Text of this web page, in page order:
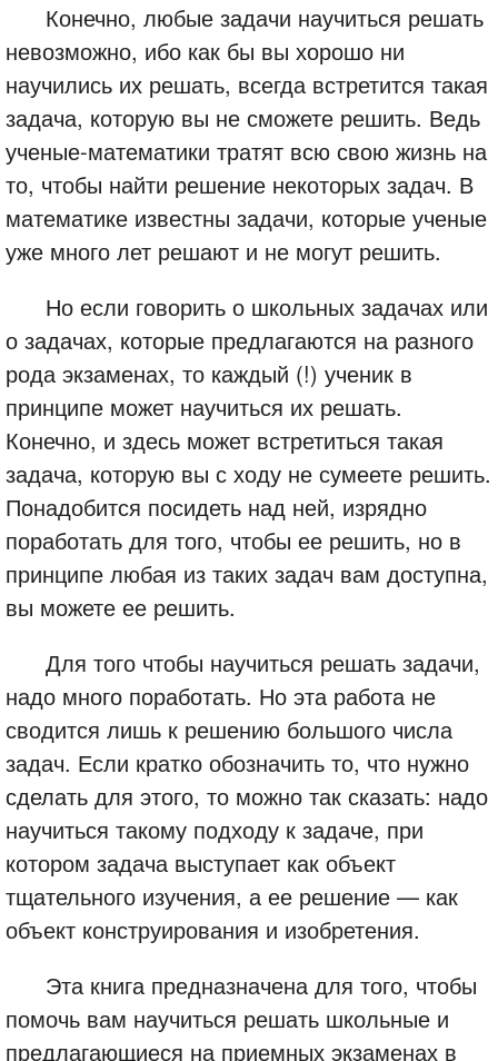
Конечно, любые задачи научиться решать
невозможно, ибо как бы вы хорошо ни
научились их решать, всегда встретится такая
задача, которую вы не сможете решить. Ведь
ученые-математики тратят всю свою жизнь на
то, чтобы найти решение некоторых задач. В
математике известны задачи, которые ученые
уже много лет решают и не могут решить.
Но если говорить о школьных задачах или
о задачах, которые предлагаются на разного
рода экзаменах, то каждый (!) ученик в
принципе может научиться их решать.
Конечно, и здесь может встретиться такая
задача, которую вы с ходу не сумеете решить.
Понадобится посидеть над ней, изрядно
поработать для того, чтобы ее решить, но в
принципе любая из таких задач вам доступна,
вы можете ее решить.
Для того чтобы научиться решать задачи,
надо много поработать. Но эта работа не
сводится лишь к решению большого числа
задач. Если кратко обозначить то, что нужно
сделать для этого, то можно так сказать: надо
научиться такому подходу к задаче, при
котором задача выступает как объект
тщательного изучения, а ее решение — как
объект конструирования и изобретения.
Эта книга предназначена для того, чтобы
помочь вам научиться решать школьные и
предлагающиеся на приемных экзаменах в